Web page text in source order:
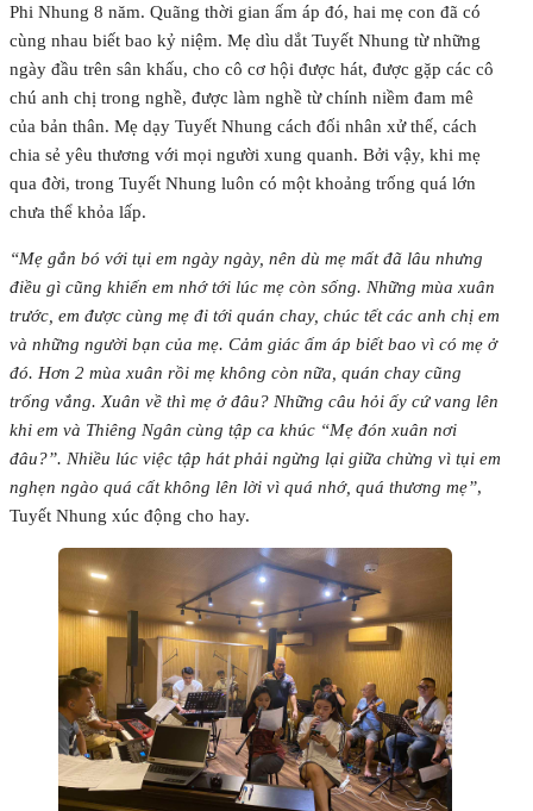
Phi Nhung 8 năm. Quãng thời gian ấm áp đó, hai mẹ con đã có
cùng nhau biết bao kỷ niệm. Mẹ dìu dắt Tuyết Nhung từ những
ngày đầu trên sân khấu, cho cô cơ hội được hát, được gặp các cô
chú anh chị trong nghề, được làm nghề từ chính niềm đam mê
của bản thân. Mẹ dạy Tuyết Nhung cách đối nhân xử thế, cách
chia sẻ yêu thương với mọi người xung quanh. Bởi vậy, khi mẹ
qua đời, trong Tuyết Nhung luôn có một khoảng trống quá lớn
chưa thể khỏa lấp.
“Mẹ gắn bó với tụi em ngày ngày, nên dù mẹ mất đã lâu nhưng
điều gì cũng khiến em nhớ tới lúc mẹ còn sống. Những mùa xuân
trước, em được cùng mẹ đi tới quán chay, chúc tết các anh chị em
và những người bạn của mẹ. Cảm giác ấm áp biết bao vì có mẹ ở
đó. Hơn 2 mùa xuân rồi mẹ không còn nữa, quán chay cũng
trống vắng. Xuân về thì mẹ ở đâu? Những câu hỏi ấy cứ vang lên
khi em và Thiêng Ngân cùng tập ca khúc “Mẹ đón xuân nơi
đâu?”. Nhiều lúc việc tập hát phải ngừng lại giữa chừng vì tụi em
nghẹn ngào quá cất không lên lời vì quá nhớ, quá thương mẹ”,
Tuyết Nhung xúc động cho hay.